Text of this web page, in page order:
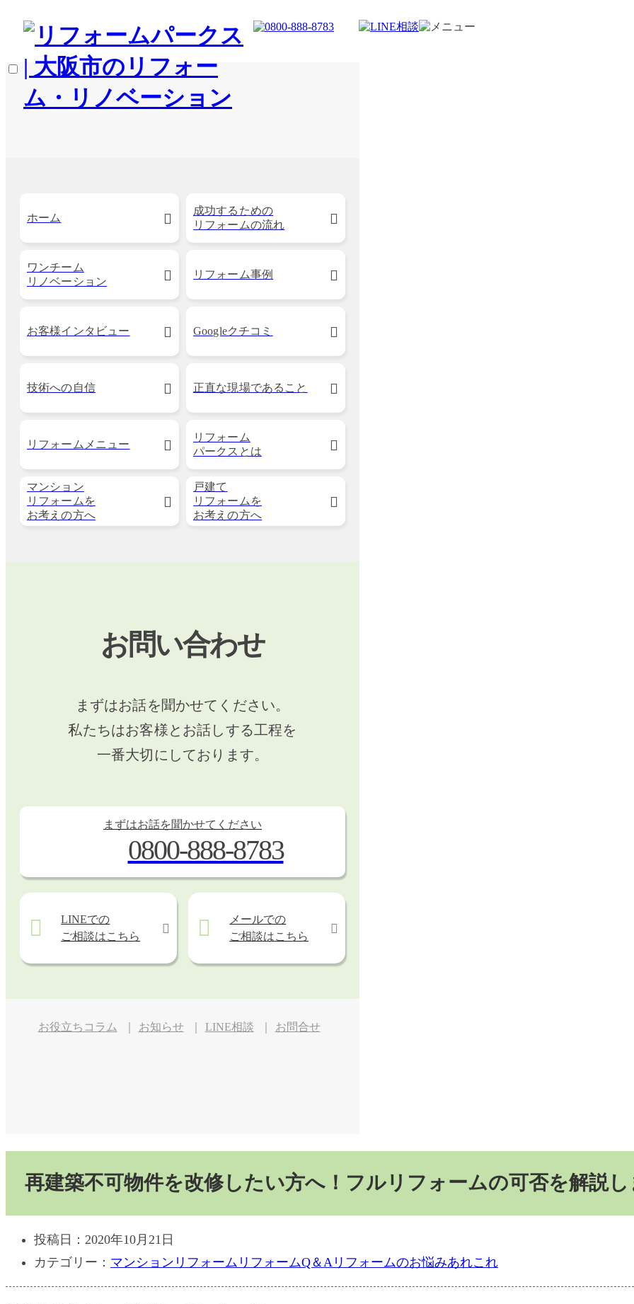
ホーム
成功するための
リフォームの流れ
ワンチーム
リノベーション
リフォーム事例
お客様インタビュー Googleクチコミ
技術への自信 正直な現場であること
リフォーム メニュー
リフォーム
パークスとは
マンション
リフォームを
お考えの方へ
戸建て
リフォームを
お考えの方へ
お問い合わせ
まずはお話を聞かせてください。
私たちはお客様とお話しする工程を
一番大切にしております。
まずはお話を聞かせてください
0800-888-8783
LINEでの
ご相談はこちら
メールでの
ご相談はこちら
お役立ちコラム お知らせ LINE相談 お問合せ
再建築不可物件を改修したい方へ！フルリフォームの可否を解説
投稿日： 2020年10月21日
カテゴリー： マンションリフォーム リフォームQ＆A リフォームのお悩みあれこれ